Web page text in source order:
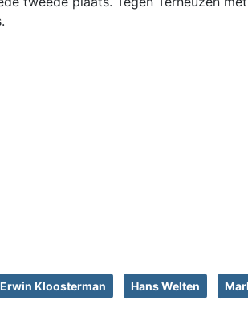
Erwin Kloosterman Hans Welten